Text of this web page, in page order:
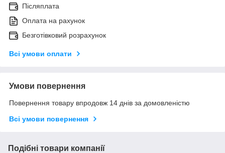
Післяплата
Оплата на рахунок
Безготівковий розрахунок
Всі умови оплати
Умови повернення
Повернення товару впродовж 14 днів за домовленістю
Всі умови повернення
Подібні товари компанії